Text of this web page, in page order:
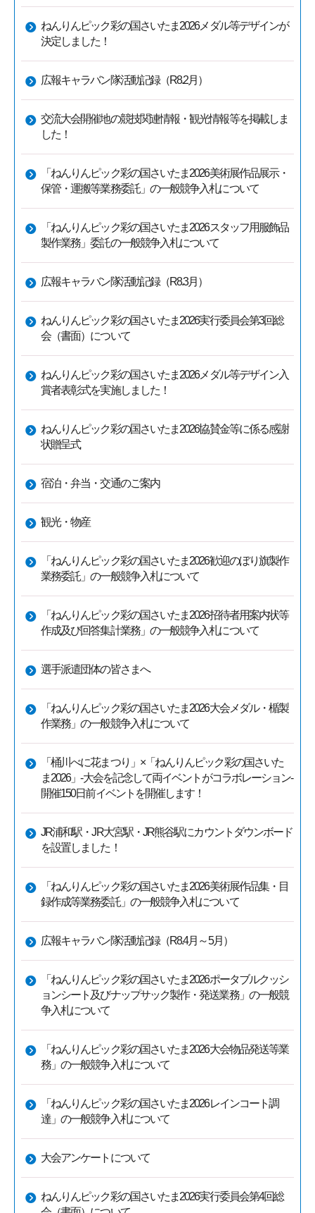
ねんりんピック彩の国さいたま2026メダル等デザインが
決定しました！
広報キャラバン隊活動記録（R8.2月）
交流大会開催地の競技関連情報・観光情報等を掲載しま
した！
「ねんりんピック彩の国さいたま2026美術展作品展示・
保管・運搬等業務委託」の一般競争入札について
「ねんりんピック彩の国さいたま2026スタッフ用服飾品
製作業務」委託の一般競争入札について
広報キャラバン隊活動記録（R8.3月）
ねんりんピック彩の国さいたま2026実行委員会第3回総
会（書面）について
ねんりんピック彩の国さいたま2026メダル等デザイン入
賞者表彰式を実施しました！
ねんりんピック彩の国さいたま2026協賛金等に係る感謝
状贈呈式
宿泊・弁当・交通のご案内
観光・物産
「ねんりんピック彩の国さいたま2026歓迎のぼり旗製作
業務委託」の一般競争入札について
「ねんりんピック彩の国さいたま2026招待者用案内状等
作成及び回答集計業務」の一般競争入札について
選手派遣団体の皆さまへ
「ねんりんピック彩の国さいたま2026大会メダル・楯製
作業務」の一般競争入札について
「桶川べに花まつり」×「ねんりんピック彩の国さいた
ま2026」-大会を記念して両イベントがコラボレーション-
開催150日前イベントを開催します！
JR浦和駅・JR大宮駅・JR熊谷駅にカウントダウンボード
を設置しました！
「ねんりんピック彩の国さいたま2026美術展作品集・目
録作成等業務委託」の一般競争入札について
広報キャラバン隊活動記録（R8.4月～5月）
「ねんりんピック彩の国さいたま2026ポータブルクッシ
ョンシート及びナップサック製作・発送業務」の一般競
争入札について
「ねんりんピック彩の国さいたま2026大会物品発送等業
務」の一般競争入札について
「ねんりんピック彩の国さいたま2026レインコート調
達」の一般競争入札について
大会アンケートについて
ねんりんピック彩の国さいたま2026実行委員会第4回総